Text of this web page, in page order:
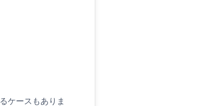
ケースもありま